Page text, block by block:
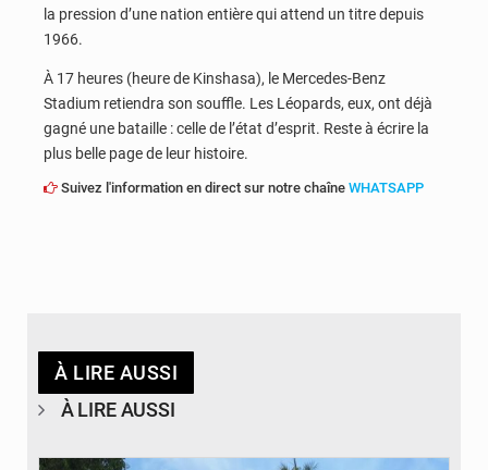
la pression d’une nation entière qui attend un titre depuis
1966.
À 17 heures (heure de Kinshasa), le Mercedes-Benz
Stadium retiendra son souffle. Les Léopards, eux, ont déjà
gagné une bataille : celle de l’état d’esprit. Reste à écrire la
plus belle page de leur histoire.
Suivez l'information en direct sur notre chaîne WHATSAPP
À LIRE AUSSI
À LIRE AUSSI